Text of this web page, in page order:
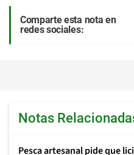
Comparte esta nota en
redes sociales:
Notas
Pesca artesanal pide que